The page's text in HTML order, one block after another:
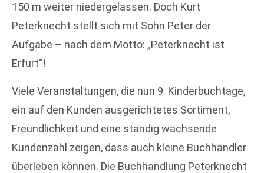
150 m weiter niedergelassen. Doch Kurt
Peterknecht stellt sich mit Sohn Peter der
Aufgabe – nach dem Motto: „Peterknecht ist
Erfurt“!
Viele Veranstaltungen, die nun 9. Kinderbuchtage,
ein auf den Kunden ausgerichtetes Sortiment,
Freundlichkeit und eine ständig wachsende
Kundenzahl zeigen, dass auch kleine Buchhändler
überleben können. Die Buchhandlung Peterknecht